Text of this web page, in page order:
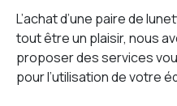
L’achat d’une paire de
tout être un plaisir, nous
proposer des services
pour l’utilisation de votre